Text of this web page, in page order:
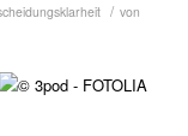
/ von